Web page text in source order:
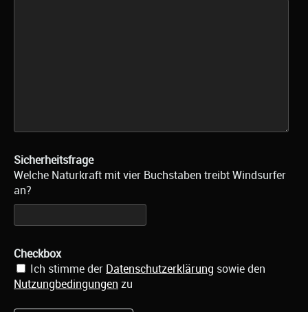
Sicherheitsfrage
Welche Naturkraft mit vier Buchstaben treibt Windsurfer
an?
Checkbox
Ich stimme der Datenschutzerklärung sowie den
Nutzungbedingungen zu